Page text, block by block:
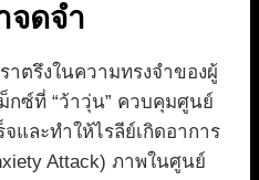
จดจำ
ตรึงในความทรงจำของผู้
ซ์ที่ “ว้าวุ่น” ควบคุมศูนย์
และทำให้ไรลีย์เกิดอาการ
Attack) ภาพในศูนย์